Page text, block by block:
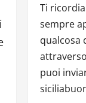
Ti
sempre
qualcosa
puoi